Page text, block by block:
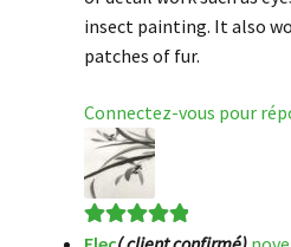
insect painting. It also
patches of fur.
Connectez-vous pour
Note5sur 5